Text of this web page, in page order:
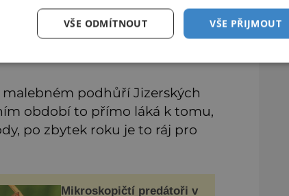
útulné kolonádě.
podhůří Jizerských
období to přímo láká k tomu,
po zbytek roku je to ráj pro
Mikroskopičtí predátoři v
VŠE PŘIJMOUT
VŠE ODMÍTNOUT